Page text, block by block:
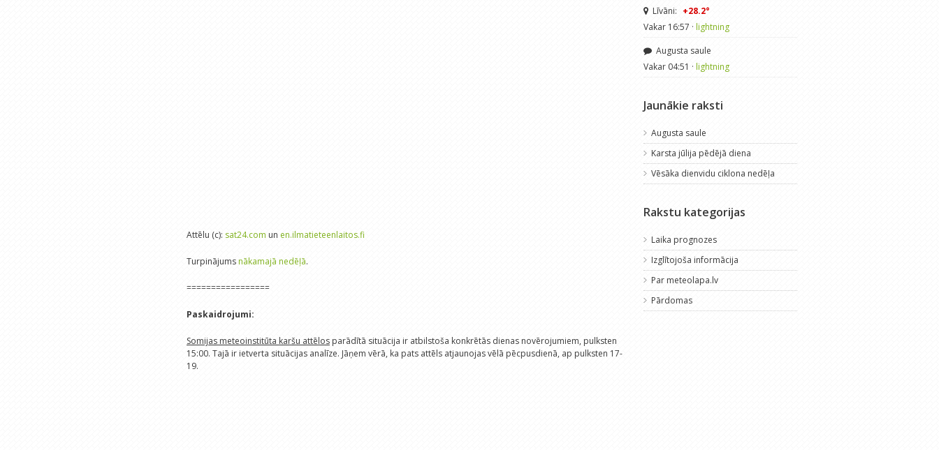
Attēlu (c): sat24.com un en.ilmatieteenlaitos.fi
Turpinājumsnākamajā nedēļā.
=================
Paskaidrojumi:
Somijas meteoinstitūta karšu attēlosparādītā situācija ir atbilstoša konkrētās dienas novērojumiem, pulksten
15:00. Tajā ir ietverta situācijas analīze. Jāņem vērā, ka pats attēls atjaunojas vēlā pēcpusdienā, ap pulksten 17-
19.
Līvāni: +28.2°
Vakar 16:57 · lightning
Augusta saule
Vakar 04:51 · lightning
Jaunākie raksti
Augusta saule
Karsta jūlija pēdējā diena
Vēsāka dienvidu ciklona nedēļa
Rakstu kategorijas
Laika prognozes
Izglītojoša informācija
Par meteolapa.lv
Pārdomas